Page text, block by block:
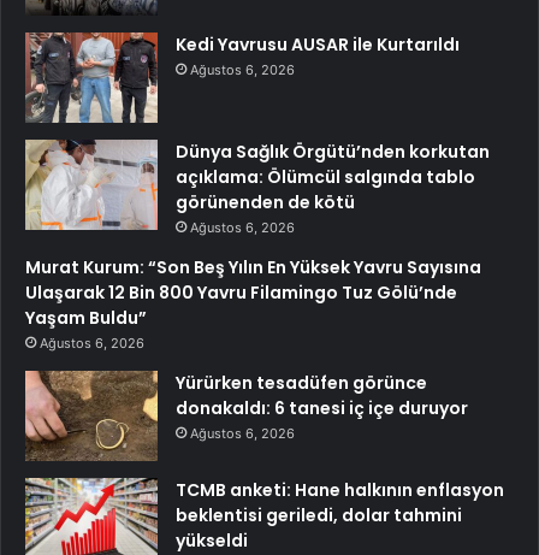
Kedi Yavrusu AUSAR ile Kurtarıldı
Ağustos 6, 2026
Dünya Sağlık Örgütü’nden korkutan
açıklama: Ölümcül salgında tablo
görünenden de kötü
Ağustos 6, 2026
Murat Kurum: “Son Beş Yılın En Yüksek Yavru Sayısına
Ulaşarak 12 Bin 800 Yavru Filamingo Tuz Gölü’nde
Yaşam Buldu”
Ağustos 6, 2026
Yürürken tesadüfen görünce
donakaldı: 6 tanesi iç içe duruyor
Ağustos 6, 2026
TCMB anketi: Hane halkının enflasyon
beklentisi geriledi, dolar tahmini
yükseldi